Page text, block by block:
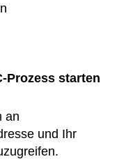
Prozess starten
an
und Ihr